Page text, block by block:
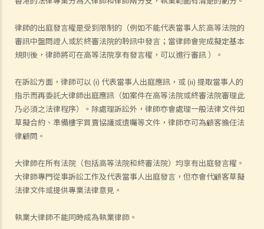
律師的出庭發言權是受到限制的（例如不能代表當事人於高等法院的
審訊中盤問證人或於終審法院的聆訊中發言；當律師會完成擬定基本
規則後，律師將可在高等法院享有發言權，可以進行審訊 ）。
在訴訟方面，律師可以 (i) 代表當事人出庭應訊，或 (ii) 提取當事人的
指示而再委託大律師出庭應訊（如案件在高等法院或終審法院審理此
乃必須之法律程序）。除處理訴訟外，律師亦會處理一般法律文件如
草擬合約、準備樓宇買賣協議或遺囑等文件，律師亦可為顧客擔任法
律顧問。
大律師在所有法院（包括高等法院和終審法院）均享有出庭發言權。
大律師專門從事訴訟工作及代表當事人出庭發言，但亦會代顧客草擬
法律文件或提供專業法律意見。
執業大律師不能同時成為執業律師。